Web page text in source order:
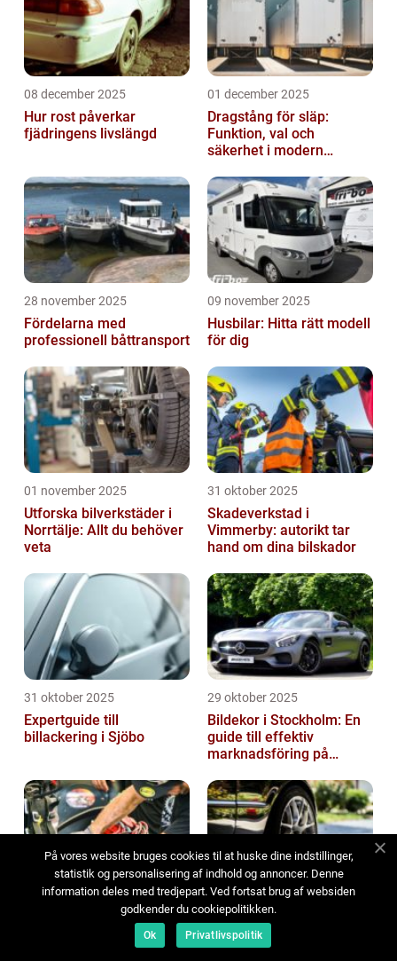
08 december 2025
Hur rost påverkar
fjädringens livslängd
01 december 2025
Dragstång för släp:
Funktion, val och
säkerhet i modern
28 november 2025
Fördelarna med
professionell båttransport
09 november 2025
Husbilar: Hitta rätt modell
för dig
01 november 2025
Utforska bilverkstäder i
Norrtälje: Allt du behöver
veta
31 oktober 2025
Skadeverkstad i
Vimmerby: autorikt tar
hand om dina bilskador
31 oktober 2025
Expertguide till
billackering i Sjöbo
29 oktober 2025
Bildekor i Stockholm: En
guide till effektiv
marknadsföring på
Bilservice: Allt du behöver
veta om bilreparation i
07 oktober 2025
Däckbyte i Göteborg: En
praktisk guide
På vores website bruges cookies til at huske dine indstillinger,
statistik og personalisering af indhold og annoncer. Denne
information deles med tredjepart. Ved fortsat brug af websiden
godkender du cookiepolitikken.
Ok Privatlivspolitik